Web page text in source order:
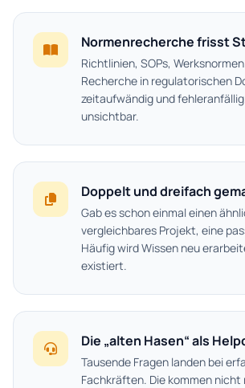
Normenrecherche frisst
Richtlinien, SOPs,
Recherche in regulatorischen
zeitaufwändig und
unsichtbar.
Doppelt und dreifach
Gab es schon einmal einen
vergleichbares Projekt, eine
Häufig wird Wissen neu
existiert.
Die „alten Hasen“ als
Tausende Fragen landen bei
Fachkräften. Die kommen nicht